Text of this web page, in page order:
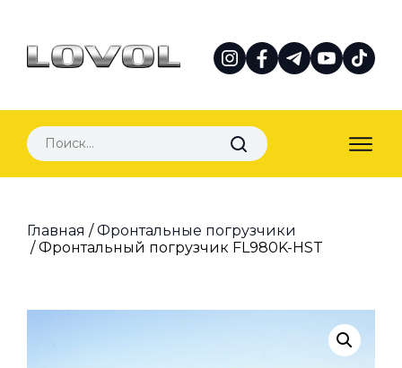
Главная /Фронтальные погрузчики
/ Фронтальный погрузчик FL980K-HST